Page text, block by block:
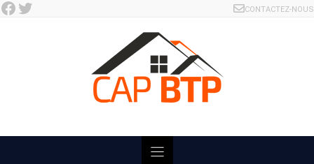
Skip
Facebook Twitter CONTACTEZ-NOUS